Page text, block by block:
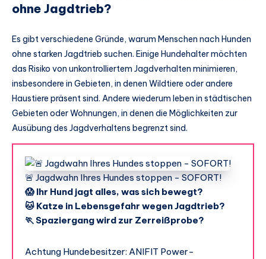
ohne Jagdtrieb?
Es gibt verschiedene Gründe, warum Menschen nach Hunden
ohne starken Jagdtrieb suchen. Einige Hundehalter möchten
das Risiko von unkontrolliertem Jagdverhalten minimieren,
insbesondere in Gebieten, in denen Wildtiere oder andere
Haustiere präsent sind. Andere wiederum leben in städtischen
Gebieten oder Wohnungen, in denen die Möglichkeiten zur
Ausübung des Jagdverhaltens begrenzt sind.
🚨 Jagdwahn Ihres Hundes stoppen - SOFORT!
😱 Ihr Hund jagt alles, was sich bewegt?
🐱 Katze in Lebensgefahr wegen Jagdtrieb?
🏃 Spaziergang wird zur Zerreißprobe?
Achtung Hundebesitzer: ANIFIT Power-